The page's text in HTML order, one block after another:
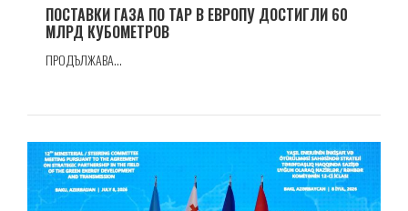
ПОСТАВКИ ГАЗА ПО TAP В ЕВРОПУ ДОСТИГЛИ 60
МЛРД КУБОМЕТРОВ
ПРОДЪЛЖАВА...